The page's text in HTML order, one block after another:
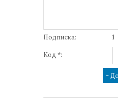
Подписка: 1
Код *: